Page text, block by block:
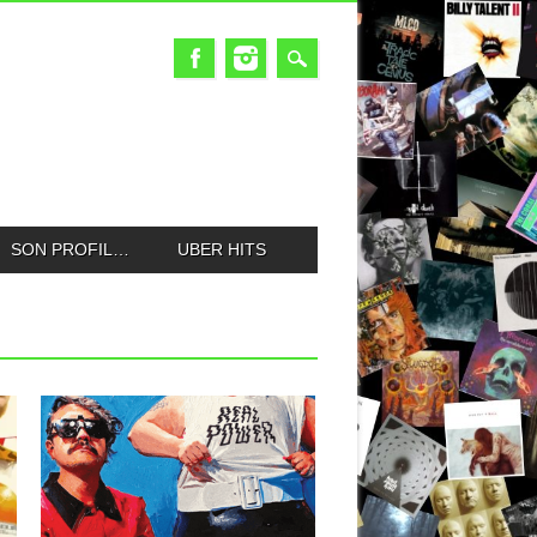
SON PROFIL… UBER HITS
03.04.24
GOSSIP : REAL POWER
C’est l’arlésienne ; un groupe naît, fait un
carton, un ou plusieurs...